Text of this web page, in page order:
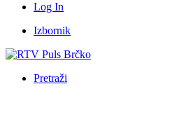
Log In
Izbornik
Pretraži